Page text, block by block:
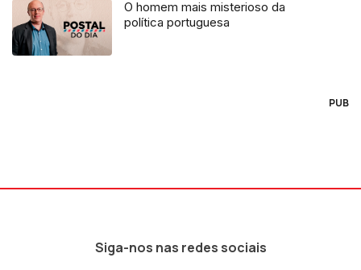
O homem mais misterioso da
política portuguesa
PUB
Siga-nos nas redes sociais